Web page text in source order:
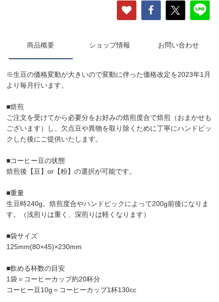
商品概要 ショップ情報 お問い合わせ
※生豆の価格変動が大きいので変動に伴った価格改定を2023年1月
より毎月行います。
■焙煎
ご注文を受けてから必要分をお好みの焙煎度合で焙煎（おまかせも
ございます）し、欠点豆や異物を取り除くために丁寧にハンドピッ
クした後にご提供いたします。
■コーヒー豆の状態
焙煎後【豆】or【粉】の選択が可能です。
■重量
生豆時240g。焙煎度合やハンドピックによって200g前後になりま
す。（浅煎りは重く、深煎りは軽くなります）
■袋サイズ
125mm(80×45)×230mm
■飲める杯数の目安
1袋＝コーヒーカップ約20杯分
コーヒー豆10g＝コーヒーカップ1杯130cc